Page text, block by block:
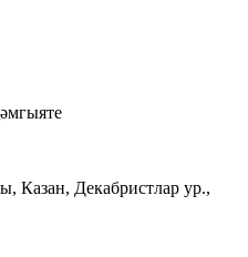
Казан, Декабристлар ур.,